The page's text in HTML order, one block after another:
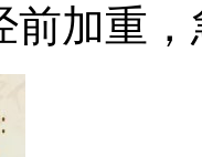
前加重，